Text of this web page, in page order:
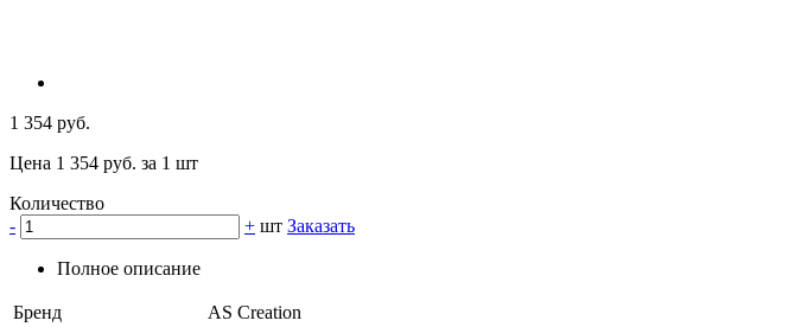
1 354 руб.
Цена 1 354 руб. за 1 шт
Количество
-
+ шт Заказать
Полное описание
Бренд
AS Creation